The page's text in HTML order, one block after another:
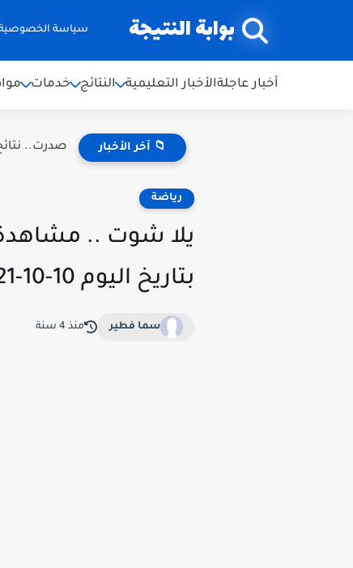
بوابة النتيجة سياسة
أخبار عاجلةالأخبار التعليمية النتائج خدمات
📁 آخر الأخبار صدرت.. نتائج
رياضة
يلا شوت .. مشاهدة
بتاريخ اليوم 10-10-2021 في تصفيات كأس العالم بجودة عالية
سما فطير منذ 4 سنة